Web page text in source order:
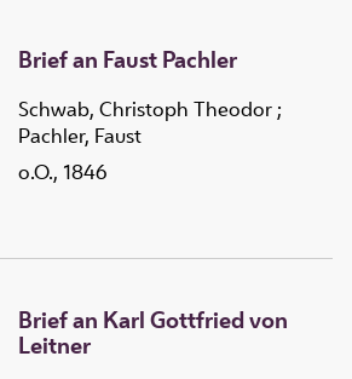
Brief an Faust Pachler
Schwab, Christoph Theodor ;
Pachler, Faust
o.O., 1846
Brief an Karl Gottfried von
Leitner